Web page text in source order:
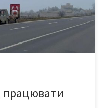
ради і
виділяти для […]
працювати